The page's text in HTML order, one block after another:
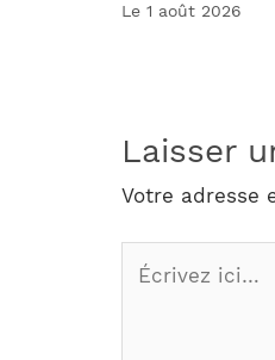
Le 1 août 2026
Laisser
Votre adresse
Écrivez